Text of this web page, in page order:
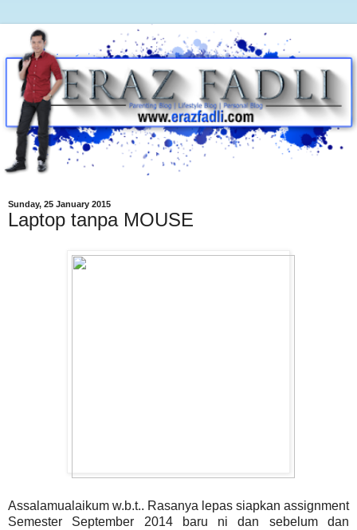
Sunday, 25 January 2015
Laptop tanpa MOUSE
Assalamualaikum w.b.t.. Rasanya lepas siapkan assignment
Semester September 2014 baru ni dan sebelum dan